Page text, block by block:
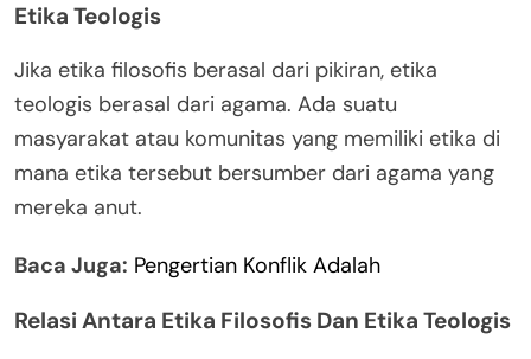
Etika Teologis
Jika etika filosofis berasal dari pikiran, etika
teologis berasal dari agama. Ada suatu
masyarakat atau komunitas yang memiliki etika di
mana etika tersebut bersumber dari agama yang
mereka anut.
Baca Juga: Pengertian Konflik Adalah
Relasi Antara Etika Filosofis Dan Etika Teologis